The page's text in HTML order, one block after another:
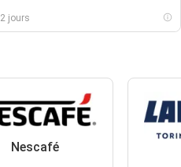
2 jours
Nescafé